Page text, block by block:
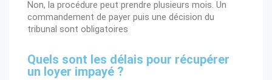
Non, la procédure peut prendre plusieurs mois. Un
commandement de payer puis une décision du
tribunal sont obligatoires
Quels sont les délais pour récupérer
un loyer impayé ?